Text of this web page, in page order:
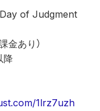
Day of Judgment
金あり）
降
1lrz7uzh